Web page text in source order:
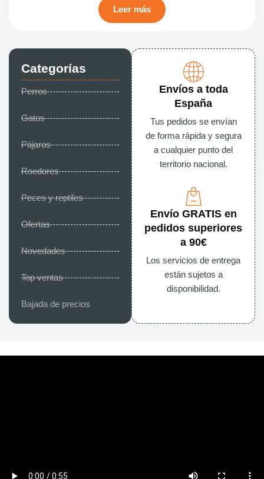
Categorías
Perros
Gatos
Pájaros
Roedores
Peces y reptiles
Ofertas
Novedades
Top ventas
Bajada de precios
Envíos a toda
España
Tus pedidos se envían
de forma rápida y segura
a cualquier punto del
territorio nacional.
Envío GRATIS en
pedidos superiores
a 90€
Los servicios de entrega
están sujetos a
disponibilidad.
Leer más